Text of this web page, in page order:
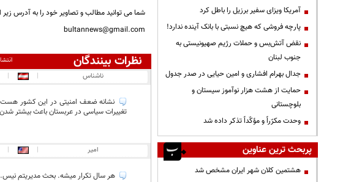
شما می توانید مطالب و تصاویر خود را به آدرس زیر
bultannews@gmail.com
نظرات بینندگان
ناشناس |
|
نشانه ضعف امنيتى در اين كشور هست
تغييرات سياسى در عربستان باعث بيشتر
امیر |
|
هر سال تکرار میشه. بحث مدیریتم
آمریکا ویزای سفیر برزیل را باطل کرد
پارچه فروشی که هیچ نسبتی با بانک آینده ندارد!
نقض آتش‌بس و حملات رژیم صهیونیستی به
جنوب لبنان
جدال بهرام افشاری و امین حیایی در صدر جدول
حمایت از هشت هزار نوآموز سیستان و
بلوچستانی
وحدت مکرّراً و مؤکّداً تذکر داده شد
پربحث ترین عناوین
هشتمین کلان شهر ایران مشخص شد